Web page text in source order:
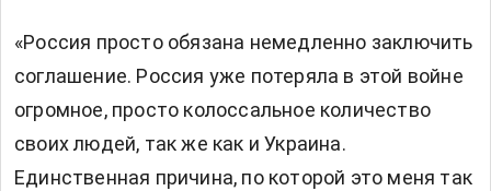
«Россия просто обязана немедленно заключить
соглашение. Россия уже потеряла в этой войне
огромное, просто колоссальное количество
своих людей, так же как и Украина.
Единственная причина, по которой это меня так